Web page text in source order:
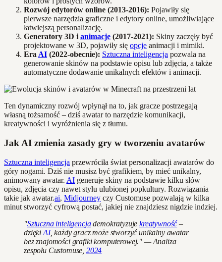
Rozwój edytorów online (2013-2016): Pojawiły się
pierwsze narzędzia graficzne i edytory online, umożliwiające
łatwiejszą personalizację.
Generatory 3D i animacje (2017-2021): Skiny zaczęły być
projektowane w 3D, pojawiły się opcje animacji i mimiki.
Era AI (2022-obecnie): Sztuczna inteligencja pozwala na
generowanie skinów na podstawie opisu lub zdjęcia, a także
automatyczne dodawanie unikalnych efektów i animacji.
Ten dynamiczny rozwój wpłynął na to, jak gracze postrzegają
własną tożsamość – dziś awatar to narzędzie komunikacji,
kreatywności i wyróżnienia się z tłumu.
Jak AI zmienia zasady gry w tworzeniu avatarów
Sztuczna inteligencja przewróciła świat personalizacji awatarów do
góry nogami. Dziś nie musisz być grafikiem, by mieć unikalny,
animowany awatar. AI generuje skiny na podstawie kilku słów
opisu, zdjęcia czy nawet stylu ulubionej popkultury. Rozwiązania
takie jak awatar.ai, Midjourney czy Customuse pozwalają w kilka
minut stworzyć cyfrową postać, jakiej nie znajdziesz nigdzie indziej.
"Sztuczna inteligencjademokratyzujekreatywność–
dzięki AI, każdy gracz może stworzyć unikalny awatar
bez znajomości grafiki komputerowej." — Analiza
zespołu Customuse, 2024